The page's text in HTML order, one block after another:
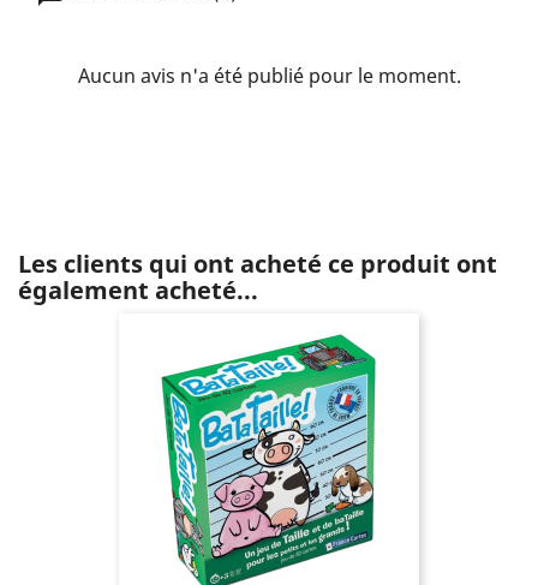
Aucun avis n'a été publié pour le moment.
Les clients qui ont acheté ce produit ont
également acheté...